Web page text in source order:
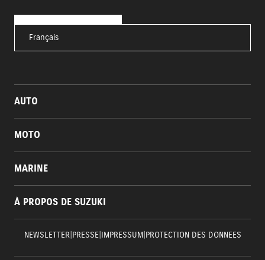
Français
AUTO
MOTO
MARINE
À PROPOS DE SUZUKI
NEWSLETTER| PRESSE| IMPRESSUM| PROTECTION DES DONNEES